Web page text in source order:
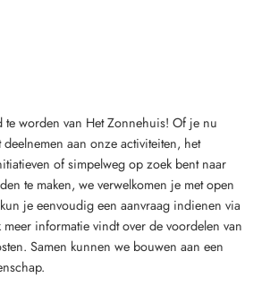
te worden van Het Zonnehuis! Of je nu
aan onze activiteiten, het
of simpelweg op zoek bent naar
te maken, we verwelkomen je met open
je eenvoudig een aanvraag indienen via
informatie vindt over de voordelen van
Samen kunnen we bouwen aan een